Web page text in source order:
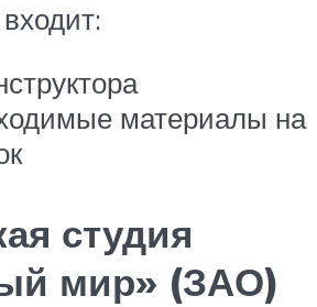
материалы на
студия
мир» (ЗАО)